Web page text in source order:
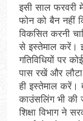
इसी साल फरवरी
फोन को बैन नहीं
विकसित करनी
से इस्तेमाल करें।
गतिविधियों पर
पास रखें और
ही इस्तेमाल
काउंसलिंग भी
शिक्षा विभाग ने